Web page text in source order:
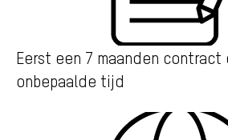
Eerst een 7 maanden contract
onbepaalde tijd